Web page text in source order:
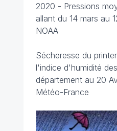
2020 - Pressions
allant du 14 mars au
NOAA
Sécheresse du
l'indice d'humidité
département au 20
Météo-France